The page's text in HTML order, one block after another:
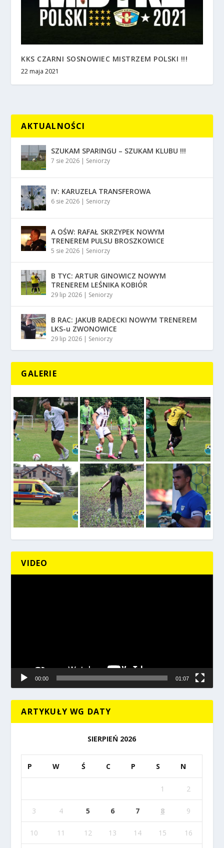
KKS CZARNI SOSNOWIEC MISTRZEM POLSKI !!!
22 maja 2021
AKTUALNOŚCI
SZUKAM SPARINGU – SZUKAM KLUBU !!!
7 sie 2026 Seniorzy
IV: KARUZELA TRANSFEROWA
6 sie 2026 Seniorzy
A OŚW: RAFAŁ SKRZYPEK NOWYM
TRENEREM PULSU BROSZKOWICE
5 sie 2026 Seniorzy
B TYC: ARTUR GINOWICZ NOWYM
TRENEREM LEŚNIKA KOBIÓR
29 lip 2026 Seniorzy
B RAC: JAKUB RADECKI NOWYM TRENEREM
LKS-u ZWONOWICE
29 lip 2026 Seniorzy
GALERIE
VIDEO
00:00 01:07
ARTYKUŁY WG DATY
SIERPIEŃ 2026
P W Ś C P S N
1 2
3 4 5 6 7 8 9
10 11 12 13 14 15 16